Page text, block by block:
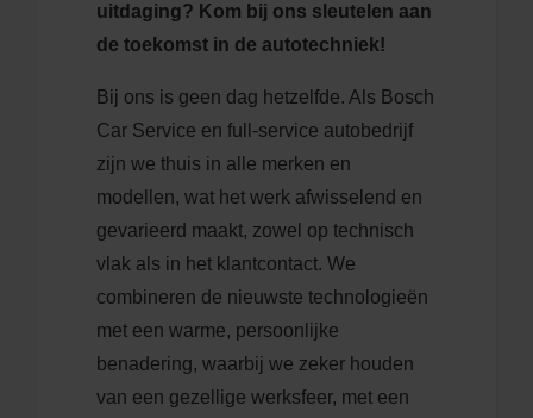
uitdaging? Kom bij ons sleutelen aan
de toekomst in de autotechniek!
Bij ons is geen dag hetzelfde. Als Bosch
Car Service en full-service autobedrijf
zijn we thuis in alle merken en
modellen, wat het werk afwisselend en
gevarieerd maakt, zowel op technisch
vlak als in het klantcontact. We
combineren de nieuwste technologieën
met een warme, persoonlijke
benadering, waarbij we zeker houden
van een gezellige werksfeer, met een